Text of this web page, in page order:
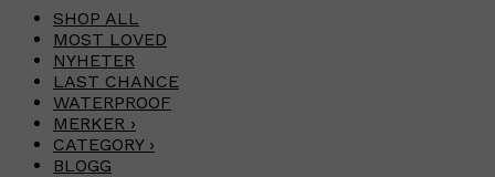
SHOP ALL
MOST LOVED
NYHETER
LAST CHANCE
WATERPROOF
MERKER ›
CATEGORY ›
BLOGG